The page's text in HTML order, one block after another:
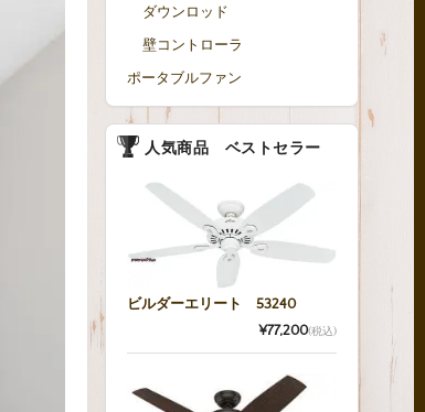
ダウンロッド
壁コントローラ
ポータブルファン
人気商品 ベストセラー
ビルダーエリート 53240
¥77,200(税込)